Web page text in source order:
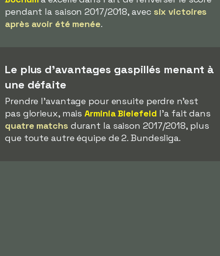
pendant la saison 2017/2018, avec six victoires
après avoir été menée.
Le plus d'avantages gaspillés menant à
une défaite
Prendre l'avantage pour ensuite perdre n'est
pas glorieux, maisArminia Bielefeld l'a fait dans
quatre matchs durant la saison 2017/2018, plus
que toute autre équipe de 2. Bundesliga.